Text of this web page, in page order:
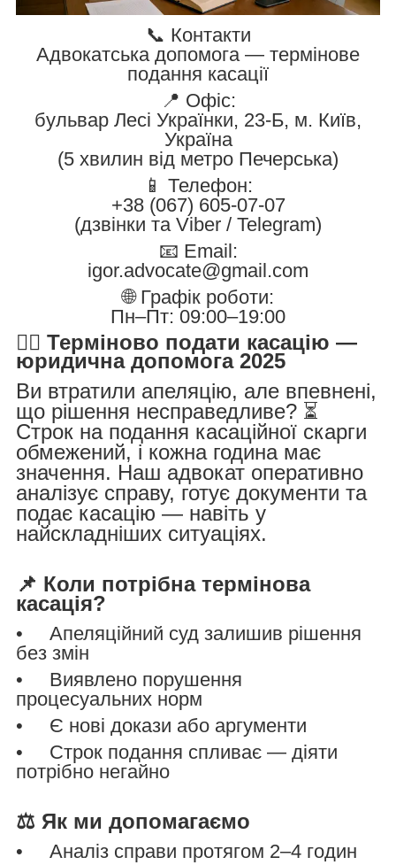
📞 Контакти
Адвокатська допомога — термінове
подання касації
📍 Офіс:
бульвар Лесі Українки, 23-Б, м. Київ,
Україна
(5 хвилин від метро Печерська)
📱 Телефон:
+38 (067) 605-07-07
(дзвінки та Viber / Telegram)
📧 Email:
igor.advocate@gmail.com
🌐 Графік роботи:
Пн–Пт: 09:00–19:00
🧑‍⚖️ Терміново подати касацію —
юридична допомога 2025
Ви втратили апеляцію, але впевнені,
що рішення несправедливе? ⏳
Строк на подання касаційної скарги
обмежений, і кожна година має
значення. Наш адвокат оперативно
аналізує справу, готує документи та
подає касацію — навіть у
найскладніших ситуаціях.
📌 Коли потрібна термінова
касація?
• Апеляційний суд залишив рішення
без змін
• Виявлено порушення
процесуальних норм
• Є нові докази або аргументи
• Строк подання спливає — діяти
потрібно негайно
⚖️ Як ми допомагаємо
• Аналіз справи протягом 2–4 годин